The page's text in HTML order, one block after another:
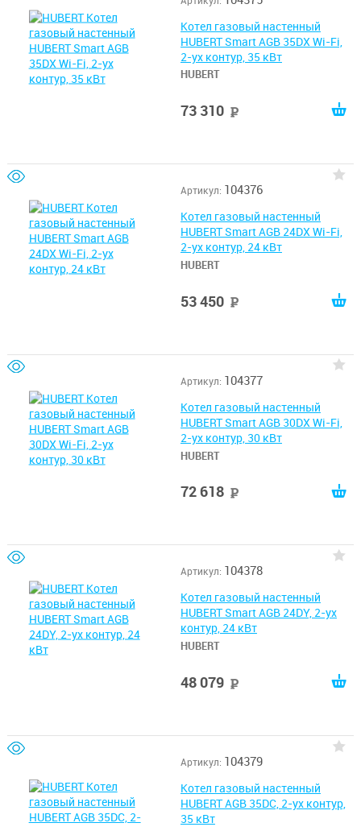
Котел газовый настенный
HUBERT Smart AGB 35DX Wi-Fi,
2-ух контур, 35 кВт
HUBERT
73 310
Артикул: 104376
Котел газовый настенный
HUBERT Smart AGB 24DX Wi-Fi,
2-ух контур, 24 кВт
HUBERT
53 450
Артикул: 104377
Котел газовый настенный
HUBERT Smart AGB 30DX Wi-Fi,
2-ух контур, 30 кВт
HUBERT
72 618
Артикул: 104378
Котел газовый настенный
HUBERT Smart AGB 24DY, 2-ух
контур, 24 кВт
HUBERT
48 079
Артикул: 104379
Котел газовый настенный
HUBERT AGB 35DC, 2-ух контур,
35 кВт